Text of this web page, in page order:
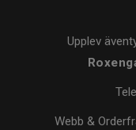
Upplev
Webb &